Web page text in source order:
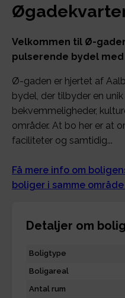
Velkommen til Ø-
pulserende bydel
Ø-gaden er hjertet af
bydel, der tilbyder en
bekvemmeligheder,
områder. At bo her er at
faciliteter og samtidig...
Få mere info om
boliger i samme
Detaljer om bolig
Boligtype
Boligareal
Antal rum